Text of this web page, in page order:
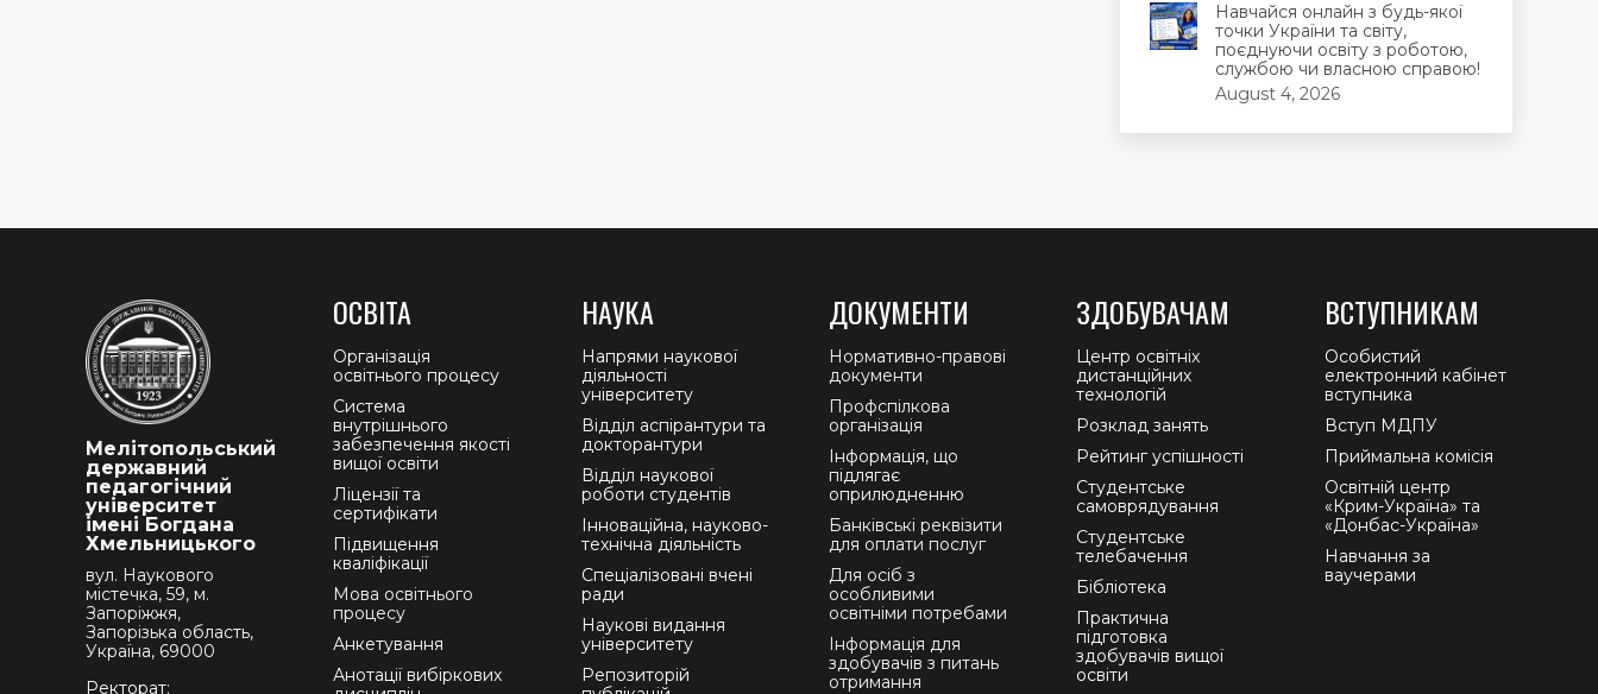
Навчайся онлайн з будь-якої
точки України та світу,
поєднуючи освіту з роботою,
службою чи власною справою!
August 4, 2026
Мелітопольський
державний
педагогічний
університет
імені Богдана
Хмельницького
вул. Наукового
містечка, 59, м.
Запоріжжя,
Запорізька область,
Україна, 69000
Ректорат:
ОСВІТА
Організація
освітнього процесу
Система
внутрішнього
забезпечення якості
вищої освіти
Ліцензії та
сертифікати
Підвищення
кваліфікації
Мова освітнього
процесу
Анкетування
Анотації вибіркових
НАУКА
Напрями наукової
діяльності
університету
Відділ аспірантури та
докторантури
Відділ наукової
роботи студентів
Інноваційна, науково-
технічна діяльність
Спеціалізовані вчені
ради
Наукові видання
університету
Репозиторій
ДОКУМЕНТИ
Нормативно-правові
документи
Профспілкова
організація
Інформація, що
підлягає
оприлюдненню
Банківські реквізити
для оплати послуг
Для осіб з
особливими
освітніми потребами
Інформація для
здобувачів з питань
отримання
ЗДОБУВАЧАМ
Центр освітніх
дистанційних
технологій
Розклад занять
Рейтинг успішності
Студентське
самоврядування
Студентське
телебачення
Бібліотека
Практична
підготовка
здобувачів вищої
освіти
ВСТУПНИКАМ
Особистий
електронний кабінет
вступника
Вступ МДПУ
Приймальна комісія
Освітній центр
«Крим-Україна» та
«Донбас-Україна»
Навчання за
ваучерами